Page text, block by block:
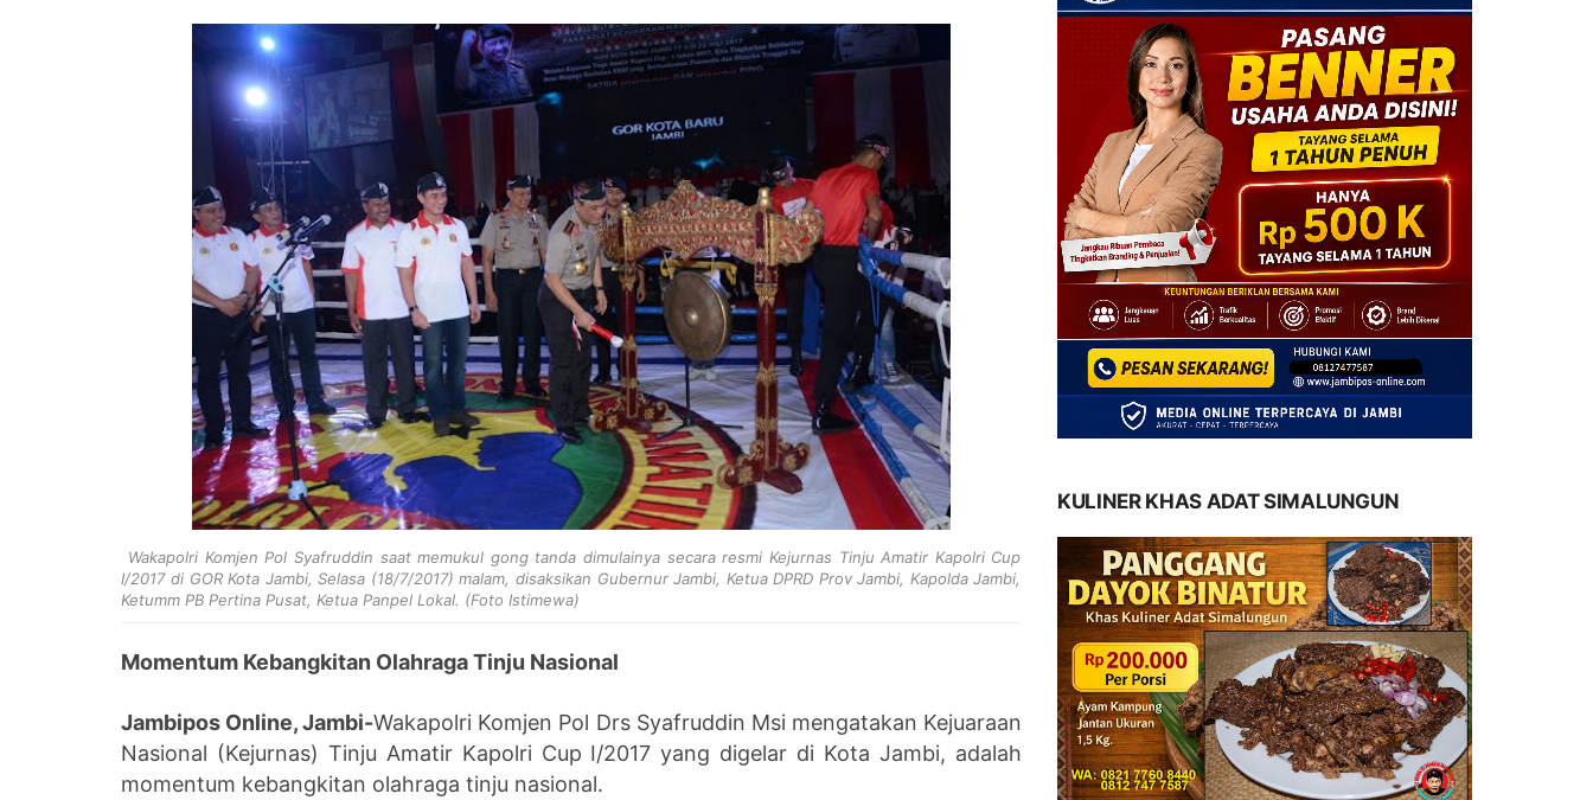
Wakapolri Komjen Pol Syafruddin saat memukul gong tanda dimulainya secara resmi Kejurnas Tinju Amatir Kapolri Cup
I/2017 di GOR Kota Jambi, Selasa (18/7/2017) malam, disaksikan Gubernur Jambi, Ketua DPRD Prov Jambi, Kapolda Jambi,
Ketumm PB Pertina Pusat, Ketua Panpel Lokal. (Foto Istimewa)
Momentum Kebangkitan Olahraga Tinju Nasional
Jambipos Online, Jambi-Wakapolri Komjen Pol Drs Syafruddin Msi mengatakan Kejuaraan
Nasional (Kejurnas) Tinju Amatir Kapolri Cup I/2017 yang digelar di Kota Jambi, adalah
momentum kebangkitan olahraga tinju nasional.
KULINER KHAS ADAT SIMALUNGUN